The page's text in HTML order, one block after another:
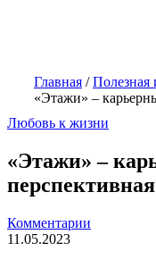
Главная /Полезная
«Этажи» –
Любовь к жизни
«Этажи» –
Комментарии
11.05.2023